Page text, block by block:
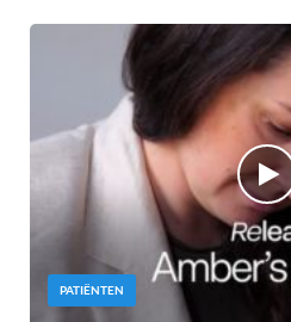
PATIËNTEN